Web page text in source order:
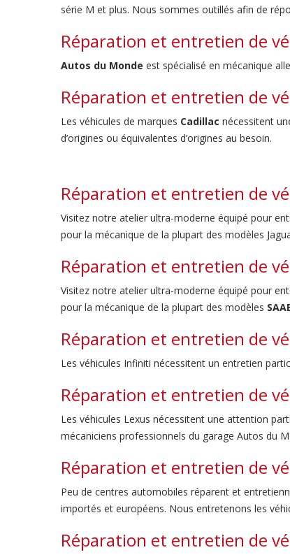
série M et plus. Nous sommes outillés afin de
Réparation et entretien de
Autos du Monde est spécialisé en mécanique
Réparation et entretien de
Les véhicules de marques Cadillac nécessitent
d’origines ou équivalentes d’origines au besoin.
Réparation et entretien de
Visitez notre atelier ultra-moderne équipé pour
pour la mécanique de la plupart des modèles
Réparation et entretien de
Visitez notre atelier ultra-moderne équipé pour
pour la mécanique de la plupart des modèles
Réparation et entretien de
Les véhicules Infiniti nécessitent un entretien
Réparation et entretien de
Les véhicules Lexus nécessitent une attention
mécaniciens professionnels du garage Autos du
Réparation et entretien de
Peu de centres automobiles réparent et
importés et européens. Nous entretenons les
Réparation et entretien de